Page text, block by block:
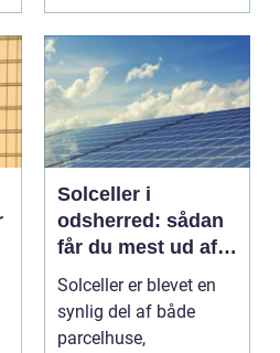
Solceller i
odsherred: sådan
får du mest ud af
solen
Solceller er blevet en
synlig del af både
parcelhuse,